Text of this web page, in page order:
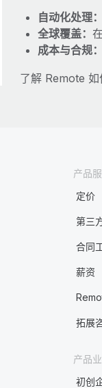
自动化处理：
全球覆盖：
成本与合规：
了解 Remote 如
产品
定价
第三
合同
薪资
拓展
产品
初创